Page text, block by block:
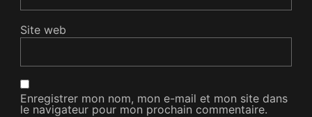
Site web
Enregistrer mon nom, mon e-mail et mon site dans
le navigateur pour mon prochain commentaire.